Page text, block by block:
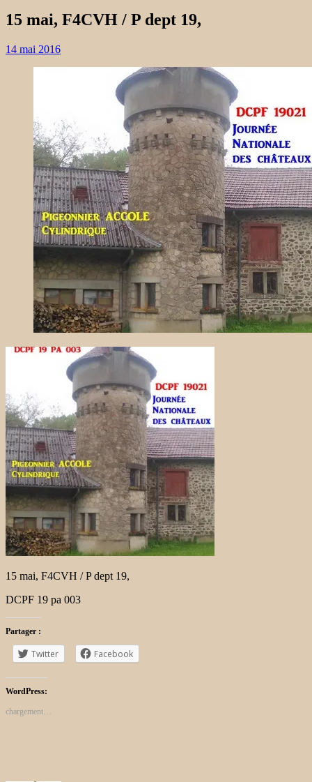
15 mai, F4CVH / P dept 19,
14 mai 2016
15 mai, F4CVH / P dept 19,
DCPF 19 pa 003
Partager :
Twitter Facebook
WordPress:
chargement…